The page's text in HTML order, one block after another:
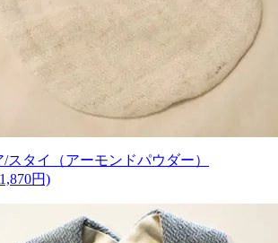
/スタイ（アーモンドパウダー）
円)